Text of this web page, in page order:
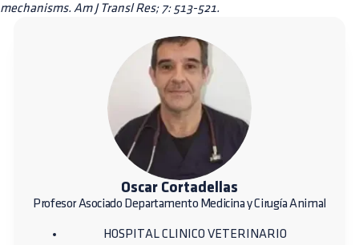
mechanisms. Am J Transl Res; 7: 513-521.
Oscar Cortadellas
Profesor Asociado Departamento Medicina y Cirugía Animal
HOSPITAL CLINICO VETERINARIO